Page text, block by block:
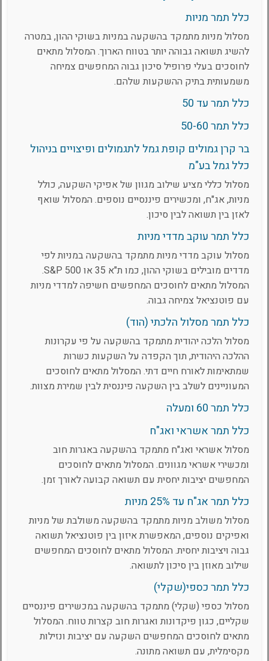
כלל תמר מניות
מסלול מניות מתמקד בהשקעה במניות בשוקי ההון, במטרה
להשיג תשואה גבוהה יותר בטווח הארוך. המסלול מתאים
לחוסכים בעלי פרופיל סיכון גבוה המחפשים צמיחה
משמעותית בתיק ההשקעות שלהם.
כלל תמר עד 50
כלל תמר 50-60
בר קרן גמולים קופת גמל לתגמולים ופיצויים בניהול
כלל גמל בע"מ
מסלול כללי מציע שילוב מגוון של אפיקי השקעה, כולל
מניות, אג"ח, ומכשירים פיננסיים נוספים. המסלול שואף
לאזן בין תשואה לבין סיכון.
כלל תמר עוקב מדדי מניות
מסלול עוקב מדדי מניות מתמקד בהשקעה במניות לפי
מדדים מובילים בשוקי ההון, כמו ת"א 35 או S&P 500.
המסלול מתאים לחוסכים המחפשים חשיפה למדדי מניות
עם פוטנציאל צמיחה גבוה.
כלל תמר מסלול הלכתי (הוד)
מסלול הלכה יהודית מתמקד בהשקעה על פי עקרונות
ההלכה היהודית, תוך הקפדה על השקעות כשרות
שמתאימות לאורח חיים דתי. המסלול מתאים לחוסכים
המעוניינים לשלב בין השקעה פיננסית לבין שמירת מצוות.
כלל תמר 60 ומעלה
כלל תמר אשראי ואג"ח
מסלול אשראי ואג"ח מתמקד בהשקעה באגרות חוב
ומכשירי אשראי מגוונים. המסלול מתאים לחוסכים
המחפשים יציבות יחסית עם תשואה קבועה לאורך זמן.
כלל תמר אג"ח עד 25% מניות
מסלול משולב מניות מתמקד בהשקעה משולבת של מניות
ואפיקים נוספים, המאפשרת איזון בין פוטנציאל תשואה
גבוה ויציבות יחסית. המסלול מתאים לחוסכים המחפשים
שילוב מאוזן בין סיכון לתשואה.
כלל תמר כספי(שקלי)
מסלול כספי (שקלי) מתמקד בהשקעה במכשירים פיננסיים
שקליים, כגון פיקדונות ואגרות חוב קצרות טווח. המסלול
מתאים לחוסכים המחפשים השקעה עם יציבות ונזילות
מקסימלית, עם תשואה מתונה.